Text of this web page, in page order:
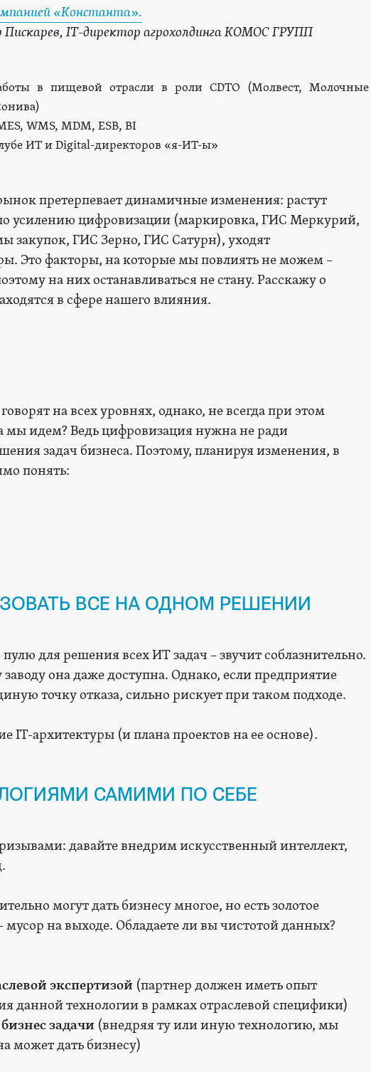
«Константа».
IT-директор агрохолдинга КОМОС ГРУПП
в пищевой отрасли в роли CDTО (Молвест, Молочные
WMS, MDM, ESB, BI
ИТ и Digital-директоров «я-ИТ-ы»
претерпевает динамичные изменения: растут
усилению цифровизации (маркировка, ГИС Меркурий,
закупок, ГИС Зерно, ГИС Сатурн), уходят
Это факторы, на которые мы повлиять не можем –
на них останавливаться не стану. Расскажу о
в сфере нашего влияния.
на всех уровнях, однако, не всегда при этом
мы идем? Ведь цифровизация нужна не ради
задач бизнеса. Поэтому, планируя изменения, в
понять:
ВСЕ НА ОДНОМ РЕШЕНИИ
для решения всех ИТ задач – звучит соблазнительно.
она даже доступна. Однако, если предприятие
точку отказа, сильно рискует при таком подходе.
IT-архитектуры (и плана проектов на ее основе).
САМИМИ ПО СЕБЕ
давайте внедрим искусственный интеллект,
могут дать бизнесу многое, но есть золотое
мусор на выходе. Обладаете ли вы чистотой данных?
экспертизой (партнер должен иметь опыт
данной технологии в рамках отраслевой специфики)
задачи (внедряя ту или иную технологию, мы
может дать бизнесу)